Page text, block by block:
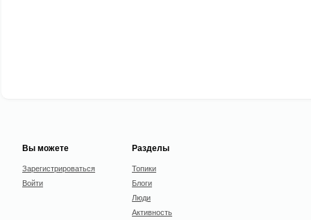
Вы можете
Зарегистрироваться
Войти
Разделы
Топики
Блоги
Люди
Активность